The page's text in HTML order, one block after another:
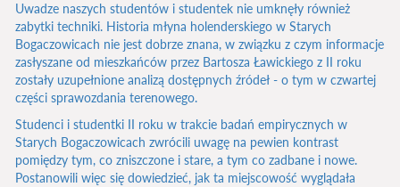
Uwadze naszych studentów i studentek nie umknęły również
zabytki techniki. Historia młyna holenderskiego w Starych
Bogaczowicach nie jest dobrze znana, w związku z czym informacje
zasłyszane od mieszkańców przez Bartosza Ławickiego z II roku
zostały uzupełnione analizą dostępnych źródeł - o tym w czwartej
części sprawozdania terenowego.
Studenci i studentki II roku w trakcie badań empirycznych w
Starych Bogaczowicach zwrócili uwagę na pewien kontrast
pomiędzy tym, co zniszczone i stare, a tym co zadbane i nowe.
Postanowili więc się dowiedzieć, jak ta miejscowość wyglądała